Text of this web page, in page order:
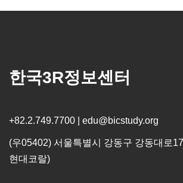
한국3R정보센터
+82.2.749.7700 | edu@bicstudy.org
(우05402) 서울특별시 강동구 강동대로
현대코랄)